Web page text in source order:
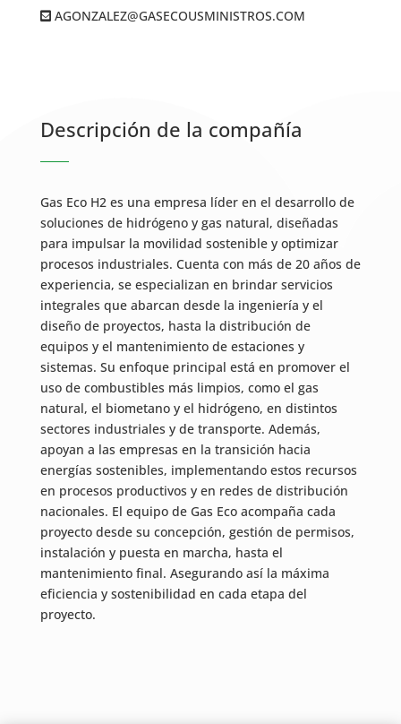
AGONZALEZ@GASECOUSMINISTROS.COM
Descripción de la compañía
Gas Eco H2 es una empresa líder en el desarrollo de
soluciones de hidrógeno y gas natural, diseñadas
para impulsar la movilidad sostenible y optimizar
procesos industriales. Cuenta con más de 20 años de
experiencia, se especializan en brindar servicios
integrales que abarcan desde la ingeniería y el
diseño de proyectos, hasta la distribución de
equipos y el mantenimiento de estaciones y
sistemas. Su enfoque principal está en promover el
uso de combustibles más limpios, como el gas
natural, el biometano y el hidrógeno, en distintos
sectores industriales y de transporte. Además,
apoyan a las empresas en la transición hacia
energías sostenibles, implementando estos recursos
en procesos productivos y en redes de distribución
nacionales. El equipo de Gas Eco acompaña cada
proyecto desde su concepción, gestión de permisos,
instalación y puesta en marcha, hasta el
mantenimiento final. Asegurando así la máxima
eficiencia y sostenibilidad en cada etapa del
proyecto.